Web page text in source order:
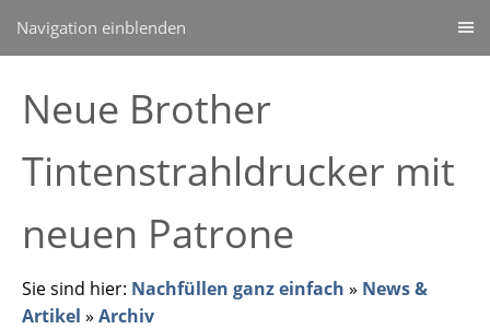
Navigation einblenden
Neue Brother
Tintenstrahldrucker mit
neuen Patrone
Sie sind hier: Nachfüllen ganz einfach » News &
Artikel » Archiv